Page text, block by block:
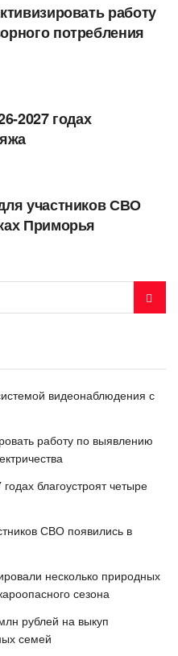
работу
потребления
2027 годах
участников СВО
Приморья
видеонаблюдения с
работу по выявлению
благоустроят четыре
СВО появились в
несколько природных
сезона
рублей на выкуп
семей